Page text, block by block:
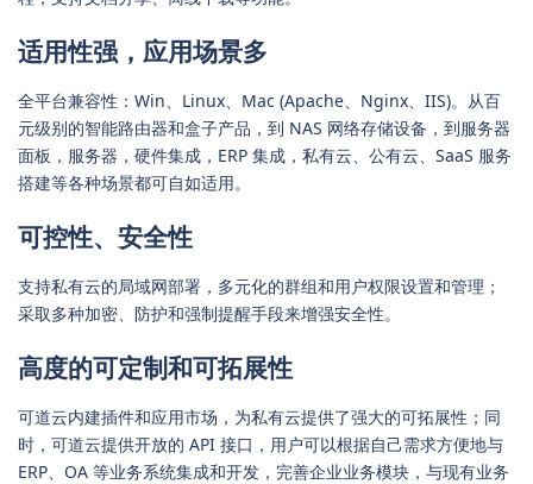
适用性强，应用场景多
全平台兼容性：Win、Linux、Mac (Apache、Nginx、IIS)。从百
元级别的智能路由器和盒子产品，到 NAS 网络存储设备，到服务器
面板，服务器，硬件集成，ERP 集成，私有云、公有云、SaaS 服务
搭建等各种场景都可自如适用。
可控性、安全性
支持私有云的局域网部署，多元化的群组和用户权限设置和管理；
采取多种加密、防护和强制提醒手段来增强安全性。
高度的可定制和可拓展性
可道云内建插件和应用市场，为私有云提供了强大的可拓展性；同
时，可道云提供开放的 API 接口，用户可以根据自己需求方便地与
ERP、OA 等业务系统集成和开发，完善企业业务模块，与现有业务